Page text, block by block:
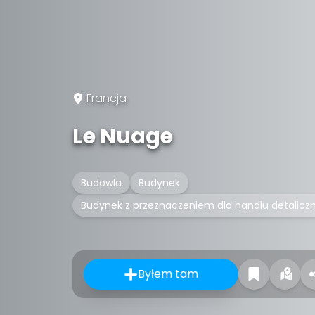
Francja
Le Nuage
Budowla
Budynek
Budynek z przeznaczeniem dla handlu
Byłem tam